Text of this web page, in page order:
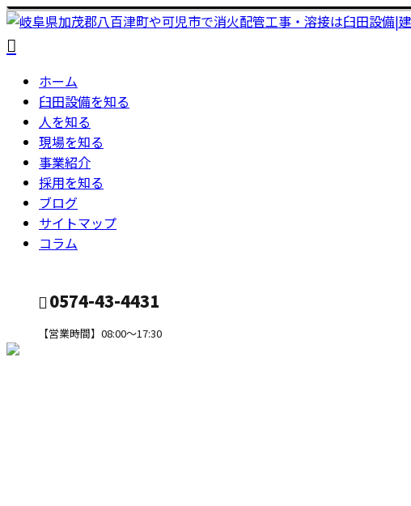
ホーム
臼田設備を知る
人を知る
現場を知る
事業紹介
採用を知る
ブログ
サイトマップ
コラム
0574-43-4431
【営業時間】08:00～17:30